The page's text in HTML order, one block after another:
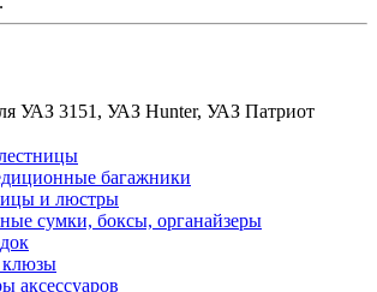
УАЗ 3151, УАЗ Hunter, УАЗ Патриот
багажники
и люстры
сумки, боксы, органайзеры
аксессуаров